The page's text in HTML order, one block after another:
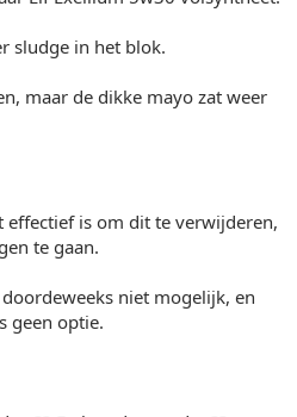
sludge in het blok.
maar de dikke mayo zat weer
effectief is om dit te verwijderen,
te gaan.
niet mogelijk, en
geen optie.